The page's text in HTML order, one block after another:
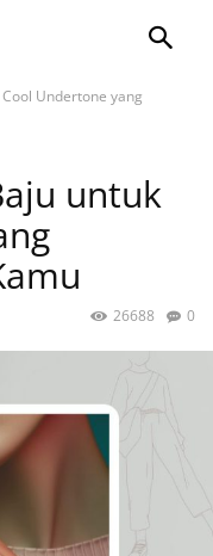
Undertone yang
untuk
0
26688